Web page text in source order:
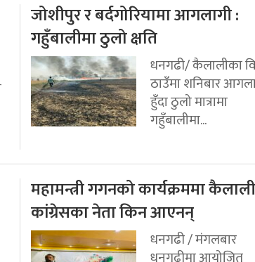
जोशीपुर र बर्दगोरियामा आगलागी :
गहुँबालीमा ठुलो क्षति
धनगढी/ कैलालीका
ठाउँमा शनिबार
हुँदा ठुलो मात्रामा
गहुँबालीमा...
महामन्त्री गगनको कार्यक्रममा कैलाली
कांग्रेसका नेता किन आएनन्
धनगढी / मंगलबार
धनगढीमा आयोजित